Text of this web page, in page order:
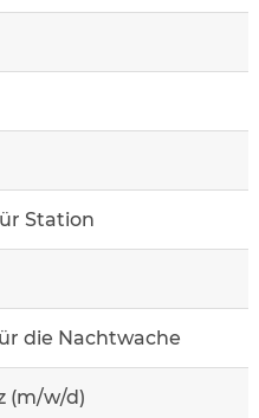
Station
die Nachtwache
(m/w/d)